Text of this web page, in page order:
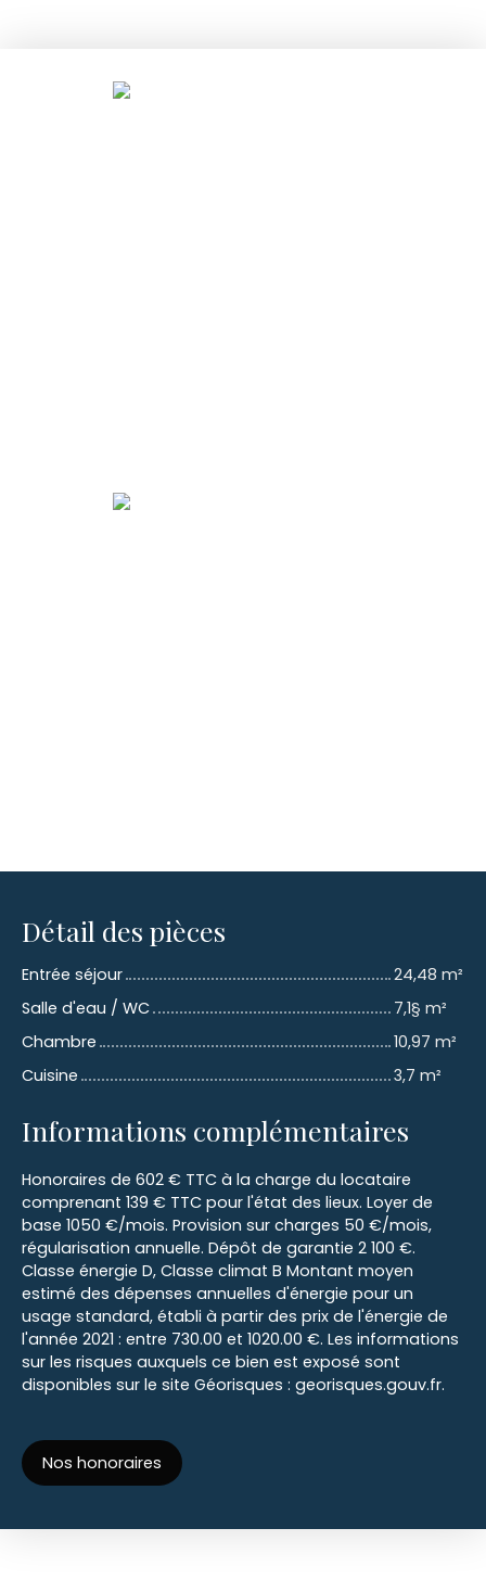
Détail des pièces
Entrée séjour
24,48 m²
Salle d'eau / WC
7,1§ m²
Chambre
10,97 m²
Cuisine
3,7 m²
Informations complémentaires
Honoraires de 602 € TTC à la charge du locataire
comprenant 139 € TTC pour l'état des lieux. Loyer de
base 1050 €/mois. Provision sur charges 50 €/mois,
régularisation annuelle. Dépôt de garantie 2 100 €.
Classe énergie D, Classe climat B Montant moyen
estimé des dépenses annuelles d'énergie pour un
usage standard, établi à partir des prix de l'énergie de
l'année 2021 : entre 730.00 et 1020.00 €. Les informations
sur les risques auxquels ce bien est exposé sont
disponibles sur le site Géorisques : georisques.gouv.fr.
Nos honoraires